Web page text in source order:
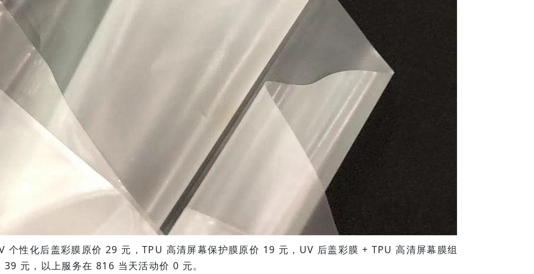
个性化后盖彩膜原价 29 元，TPU 高清屏幕保护膜原价 19 元，UV 后盖彩膜 + TPU 高清屏幕膜组
39 元，以上服务在 816 当天活动价 0 元。